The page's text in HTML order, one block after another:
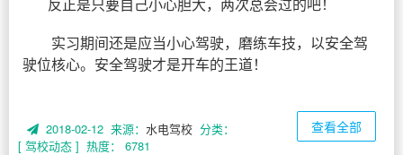
实习期间还是应当小心驾驶，磨练车技，以安全驾
驶位核心。安全驾驶才是开车的王道！
2018-02-12 来源：水电驾校 分类：
[ 驾校动态 ] 热度： 6781
查看全部